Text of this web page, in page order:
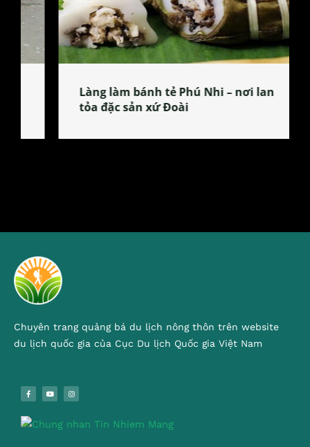
Làng làm bánh tẻ Phú Nhi – nơi lan
tỏa đặc sản xứ Đoài
Chuyên trang quảng bá du lịch nông thôn trên website
du lịch quốc gia của Cục Du lịch Quốc gia Việt Nam